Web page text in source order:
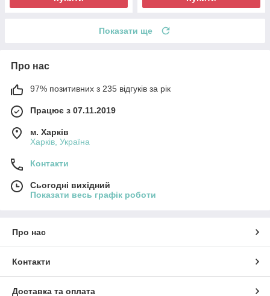
Показати ще
Про нас
97% позитивних з 235 відгуків за рік
Працює з 07.11.2019
м. Харків
Харків, Україна
Контакти
Сьогодні вихідний
Показати весь графік роботи
Про нас
Контакти
Доставка та оплата